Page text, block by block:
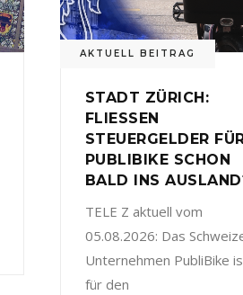
AKTUELL BEITRAG
STADT ZÜRICH:
FLIESSEN
STEUERGELDER
PUBLIBIKE SCHON
BALD INS
TELE Z aktuell vom
05.08.2026: Das
Unternehmen PubliBike
für den